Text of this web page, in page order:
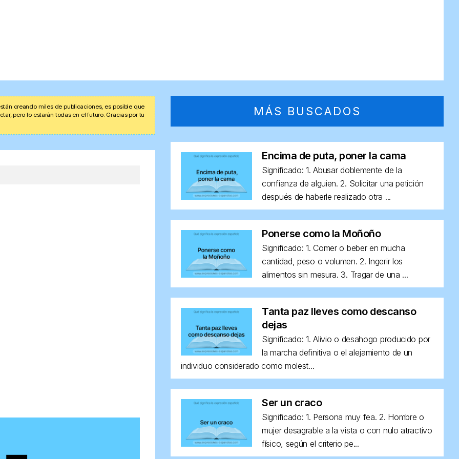
creando miles de publicaciones, es posible que
pero lo estarán todas en el futuro. Gracias por tu
MÁS BUSCADOS
Encima de puta, poner la cama
Significado: 1. Abusar doblemente de la
confianza de alguien. 2. Solicitar una petición
después de haberle realizado otra ...
Ponerse como la Moñoño
Significado: 1. Comer o beber en mucha
cantidad, peso o volumen. 2. Ingerir los
alimentos sin mesura. 3. Tragar de una ...
Tanta paz lleves como descanso
dejas
Significado: 1. Alivio o desahogo producido por
la marcha definitiva o el alejamiento de un
individuo considerado como molest...
Ser un craco
Significado: 1. Persona muy fea. 2. Hombre o
mujer desagrable a la vista o con nulo atractivo
físico, según el criterio pe...